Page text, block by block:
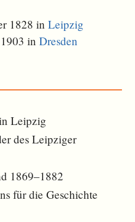
1828 inLeipzig
1903 inDresden
Leipzig
des Leipziger
1869–1882
für die Geschichte